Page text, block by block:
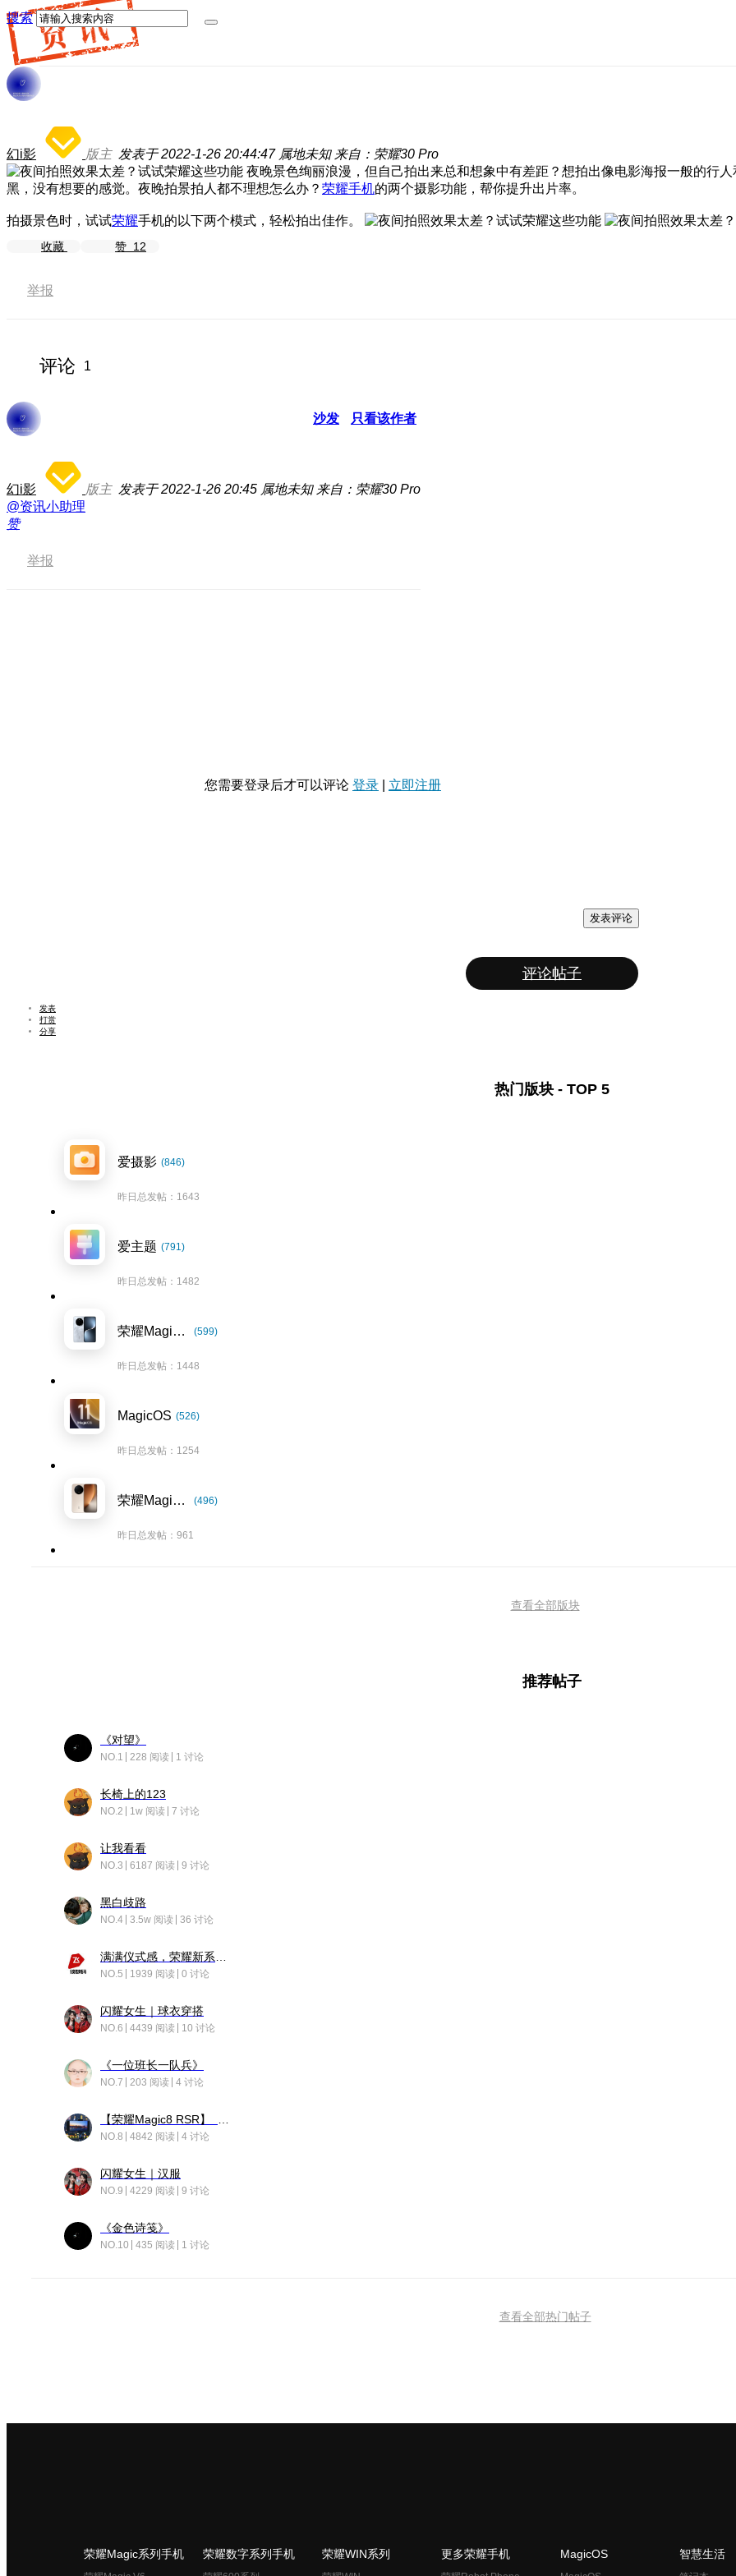
搜索
幻i影 版主 发表于 2022-1-26 20:44:47 属地未知 来自：荣耀30 Pro
夜晚景色绚丽浪漫，但自己拍出来总和想象中有差距？想拍出像电影海报一般的行
黑，没有想要的感觉。夜晚拍景拍人都不理想怎么办？ 荣耀手机的两个摄影功能，帮你提升出片率。
拍摄景色时，试试荣耀手机的以下两个模式，轻松拍出佳作。
收藏 赞 12
举报
评论 1
沙发 只看该作者
幻i影 版主 发表于 2022-1-26 20:45 属地未知 来自：荣耀30 Pro
@资讯小助理
赞
举报
您需要登录后才可以评论 登录 立即注册
发表评论
评论帖子
发表
打赏
分享
热门版块 - TOP 5
爱摄影 (846)
昨日总发帖：1643
爱主题 (791)
昨日总发帖：1482
荣耀Magic7系列 (599)
昨日总发帖：1448
MagicOS (526)
昨日总发帖：1254
荣耀Magic8系列 (496)
昨日总发帖：961
查看全部版块
推荐帖子
《对望》
NO.1 228 阅读 1 讨论
长椅上的123
NO.2 1w 阅读 7 讨论
让我看看
NO.3 6187 阅读 9 讨论
黑白歧路
NO.4 3.5w 阅读 36 讨论
NO.5 1939 阅读 0 讨论
闪耀女生｜球衣穿搭
NO.6 4439 阅读 10 讨论
《一位班长一队兵》
NO.7 203 阅读 4 讨论
NO.8 4842 阅读 4 讨论
闪耀女生｜汉服
NO.9 4229 阅读 9 讨论
《金色诗笺》
NO.10 435 阅读 1 讨论
查看全部热门帖子
荣耀Magic系列手机 荣耀数字系列手机 荣耀WIN系列 更多荣耀手机 MagicOS 智慧生活